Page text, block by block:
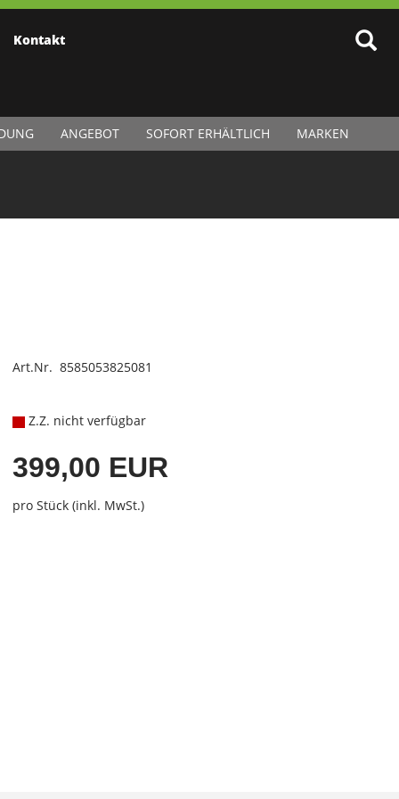
Kontakt
ANGEBOT SOFORT ERHÄLTLICH MARKEN
Art.Nr. 8585053825081
Z.Z. nicht verfügbar
399,00 EUR
pro Stück (inkl. MwSt.)